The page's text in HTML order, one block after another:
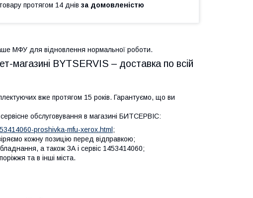
протягом 14 днів за домовленістю
МФУ для відновлення нормальної роботи.
магазині BYTSERVIS – доставка по всій
вже протягом 15 років. Гарантуємо, що ви
обслуговування в магазині БИТСЕРВІС:
proshivka-mfu-xerox.html ;
кожну позицію перед відправкою;
а також ЗА і сервіс 1453414060;
та в інші міста.